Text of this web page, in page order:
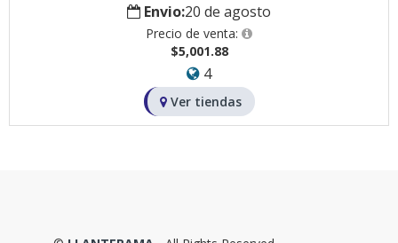
Envio:20 de agosto
Precio de venta:
$5,001.88
4
Ver tiendas